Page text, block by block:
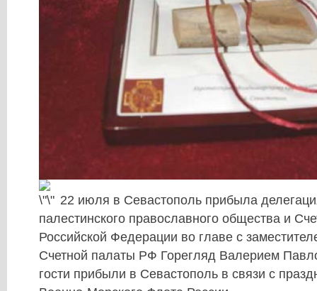
22 июля в Севастополь прибыла
палестинского православного общества и
Российской Федерации во главе с
Счетной палаты РФ Горегляд Валерием
гости прибыли в Севастополь в связи с